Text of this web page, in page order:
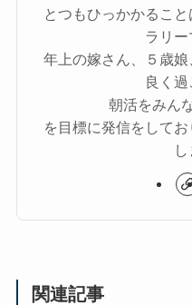
とつもひっかかるこ
ラリー
年上の嫁さん、５歳
良く
朝活をみん
を目標に発信をして
関連記事